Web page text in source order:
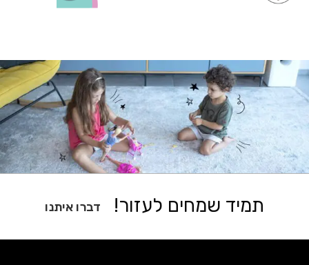
תמיד שמחים לעזור! דברו איתנו